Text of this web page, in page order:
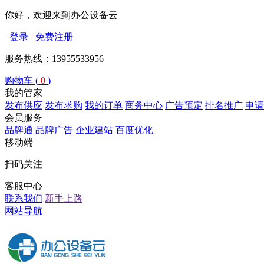
你好，欢迎来到办公设备云
| 登录 | 免费注册 |
服务热线：13955533956
购物车 ( 0 )
我的管家
发布供应 发布求购 我的订单 商务中心 广告预定 排名推广 申
会员服务
品牌通 品牌广告 企业建站 百度优化
移动端
扫码关注
客服中心
联系我们 新手上路
网站导航